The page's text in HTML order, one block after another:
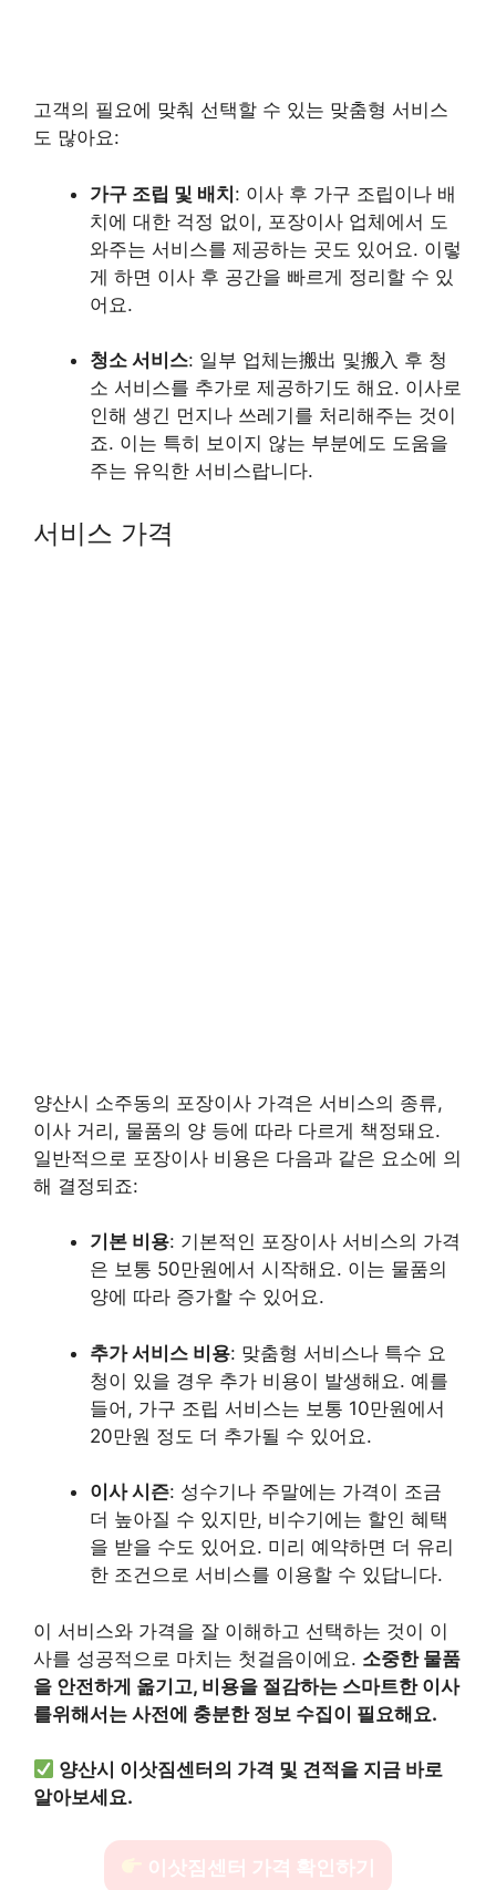
고객의 필요에 맞춰 선택할 수 있는 맞춤형 서비스
도 많아요:
가구 조립 및 배치: 이사 후 가구 조립이나 배
치에 대한 걱정 없이, 포장이사 업체에서 도
와주는 서비스를 제공하는 곳도 있어요. 이렇
게 하면 이사 후 공간을 빠르게 정리할 수 있
어요.
청소 서비스: 일부 업체는搬出 및搬入 후 청
소 서비스를 추가로 제공하기도 해요. 이사로
인해 생긴 먼지나 쓰레기를 처리해주는 것이
죠. 이는 특히 보이지 않는 부분에도 도움을
주는 유익한 서비스랍니다.
서비스 가격
양산시 소주동의 포장이사 가격은 서비스의 종류,
이사 거리, 물품의 양 등에 따라 다르게 책정돼요.
일반적으로 포장이사 비용은 다음과 같은 요소에 의
해 결정되죠:
기본 비용: 기본적인 포장이사 서비스의 가격
은 보통 50만원에서 시작해요. 이는 물품의
양에 따라 증가할 수 있어요.
추가 서비스 비용: 맞춤형 서비스나 특수 요
청이 있을 경우 추가 비용이 발생해요. 예를
들어, 가구 조립 서비스는 보통 10만원에서
20만원 정도 더 추가될 수 있어요.
이사 시즌: 성수기나 주말에는 가격이 조금
더 높아질 수 있지만, 비수기에는 할인 혜택
을 받을 수도 있어요. 미리 예약하면 더 유리
한 조건으로 서비스를 이용할 수 있답니다.
이 서비스와 가격을 잘 이해하고 선택하는 것이 이
사를 성공적으로 마치는 첫걸음이에요. 소중한 물품
을 안전하게 옮기고, 비용을 절감하는 스마트한 이사
를위해서는 사전에 충분한 정보 수집이 필요해요.
양산시 이삿짐센터의 가격 및 견적을 지금 바로
알아보세요.
이삿짐센터 가격 확인하기